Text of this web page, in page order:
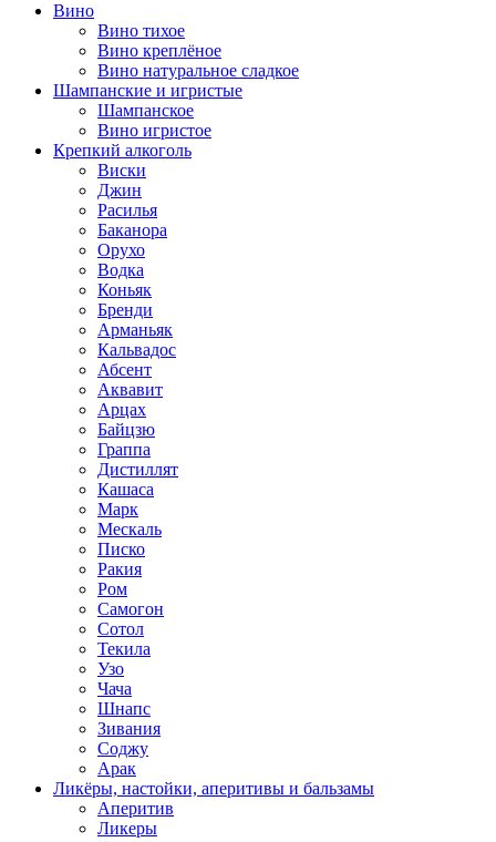
Вино
Вино тихое
Вино креплёное
Вино натуральное сладкое
Шампанские и игристые
Шампанское
Вино игристое
Крепкий алкоголь
Виски
Джин
Расилья
Баканора
Орухо
Водка
Коньяк
Бренди
Арманьяк
Кальвадос
Абсент
Аквавит
Арцах
Байцзю
Граппа
Дистиллят
Кашаса
Марк
Мескаль
Писко
Ракия
Ром
Самогон
Сотол
Текила
Узо
Чача
Шнапс
Зивания
Соджу
Арак
Ликёры, настойки, аперитивы и бальзамы
Аперитив
Ликеры